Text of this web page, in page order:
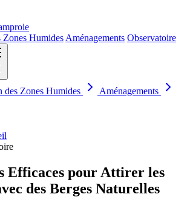
Zones Humides Aménagements Observatoire
des Zones Humides
Aménagements
Efficaces pour Attirer les
des Berges Naturelles